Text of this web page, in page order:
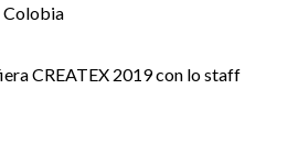
Colobia
CREATEX 2019 con lo staff